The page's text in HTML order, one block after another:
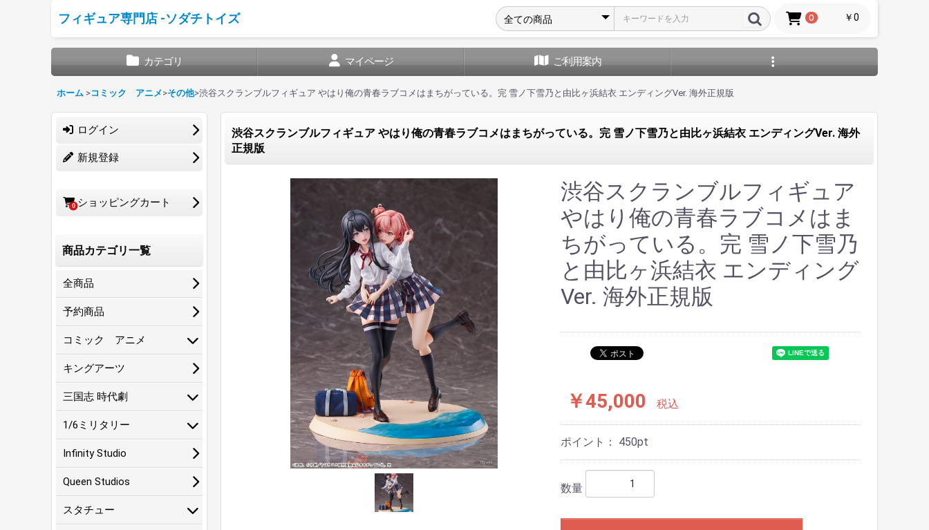
フィギュア専門店 -ソダチトイズ 0 ￥0
カテゴリ マイページ ご利用案内
ホーム >コミック アニメ >その他>渋谷スクランブルフィギュア やはり俺の青春ラブコメはまちがっている。完 雪ノ下雪乃と由比ヶ浜結衣 エンディングVer. 海外正規版
ログイン
新規登録
0 ショッピングカート
商品カテゴリ一覧
全商品
予約商品
コミック アニメ
キングアーツ
三国志 時代劇
1/6ミリタリー
Infinity Studio
Queen Studios
スタチュー
渋谷スクランブルフィギュア やはり俺の青春ラブコメはまちがっている。完 雪ノ下雪乃と由比ヶ浜結衣 エンディングVer. 海外
正規版
渋谷スクランブルフィギュア
やはり俺の青春ラブコメはま
ちがっている。完 雪ノ下雪乃
と由比ヶ浜結衣 エンディング
Ver. 海外正規版
￥45,000 税込
ポイント： 450pt
数量